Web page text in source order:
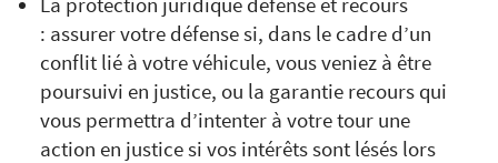
: assurer votre défense si, dans le cadre d’un
conflit lié à votre véhicule, vous veniez à être
poursuivi en justice, ou la garantie recours qui
vous permettra d’intenter à votre tour une
action en justice si vos intérêts sont lésés lors